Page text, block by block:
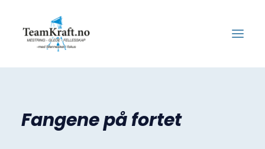
Våre kunder
Fangene på fortet